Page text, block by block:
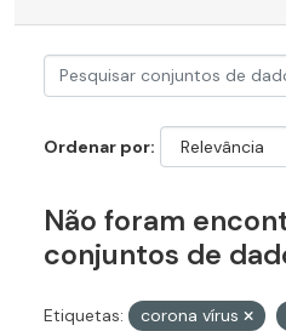
Ordenar por
Não foram
conjuntos de
Etiquetas: corona vírus